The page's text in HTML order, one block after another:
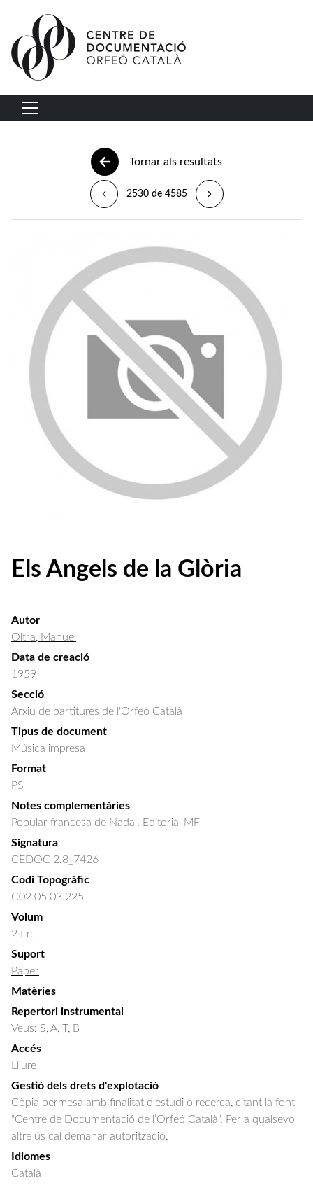
Vés al contingut
Navegació principal
Tornar als resultats
2530 de 4585
Els Angels de la Glòria
Autor
Oltra, Manuel
Data de creació
1959
Secció
Arxiu de partitures de l'Orfeó Català
Tipus de document
Música impresa
Format
PS
Notes complementàries
Popular francesa de Nadal. Editorial MF
Signatura
CEDOC 2.8_7426
Codi Topogràfic
C02.05.03.225
Volum
2 f rc
Suport
Paper
Matèries
Repertori instrumental
Veus: S, A, T, B
Accés
Lliure
Gestió dels drets d'explotació
Còpia permesa amb finalitat d'estudi o recerca, citant la font
"Centre de Documentació de l’Orfeó Català". Per a qualsevol
altre ús cal demanar autorització.
Idiomes
Català